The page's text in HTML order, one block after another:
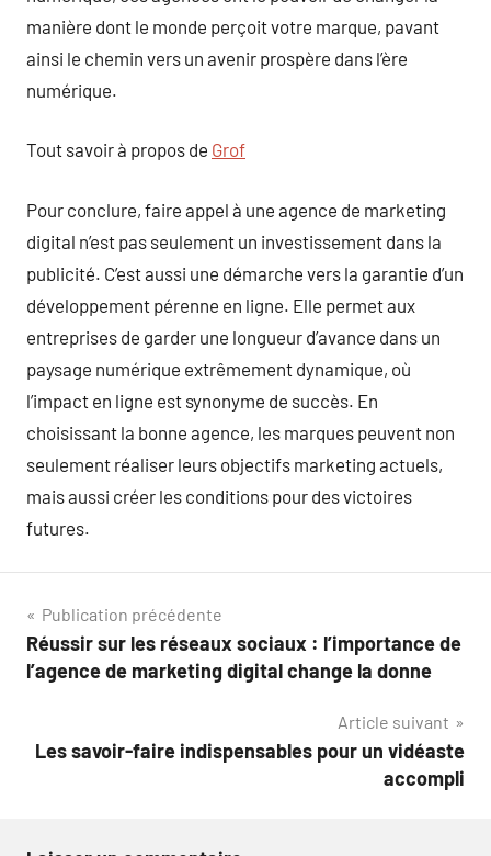
manière dont le monde perçoit votre marque, pavant
ainsi le chemin vers un avenir prospère dans l’ère
numérique.
Tout savoir à propos de Grof
Pour conclure, faire appel à une agence de marketing
digital n’est pas seulement un investissement dans la
publicité. C’est aussi une démarche vers la garantie d’un
développement pérenne en ligne. Elle permet aux
entreprises de garder une longueur d’avance dans un
paysage numérique extrêmement dynamique, où
l’impact en ligne est synonyme de succès. En
choisissant la bonne agence, les marques peuvent non
seulement réaliser leurs objectifs marketing actuels,
mais aussi créer les conditions pour des victoires
futures.
Navigation
de
Publication précédente
Réussir sur les réseaux sociaux : l’importance de
l’agence de marketing digital change la donne
Article suivant
Les savoir-faire indispensables pour un vidéaste
accompli